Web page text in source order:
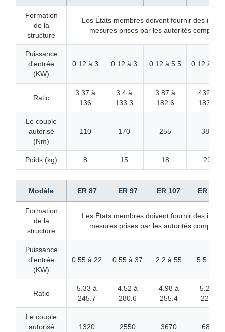
Formation
de la
structure
Les États membres doivent fournir des
mesures prises par les autorités
Puissance
d'entrée
(KW)
0.12 à 3 0.12 à 3 0.12 à 5.5 0.12 à 7.5
Ratio
3.37 à
136
3.4 à
133.3
3.87 à
182.6
432 à
183.2
Le couple
autorisé
(Nm)
110 170 255 380
Poids (kg) 8 15 18 23
Modèle ER 87 ER 97 ER 107 ER 137
Formation
de la
structure
Les États membres doivent fournir des
mesures prises par les autorités
Puissance
d'entrée
(KW)
0.55 à 22 0.55 à 37 2.2 à 55 5.5 à 75
Ratio
5.33 à
245.7
4.52 à
280.6
4.98 à
255.4
5.22 à
223.2
Le couple
autorisé
1320 2550 3670 6800